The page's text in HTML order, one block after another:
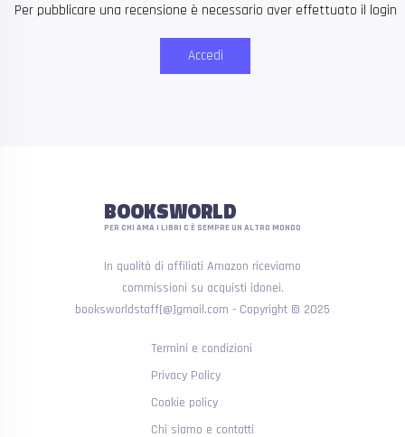
Per pubblicare una recensione è necessario aver effettuato il login
Accedi
BOOKSWORLD
PER CHI AMA I LIBRI C'È SEMPRE UN ALTRO MONDO
In qualità di affiliati Amazon riceviamo
commissioni su acquisti idonei.
booksworldstaff[@]gmail.com - Copyright © 2025
Termini e condizioni
Privacy Policy
Cookie policy
Chi siamo e contatti